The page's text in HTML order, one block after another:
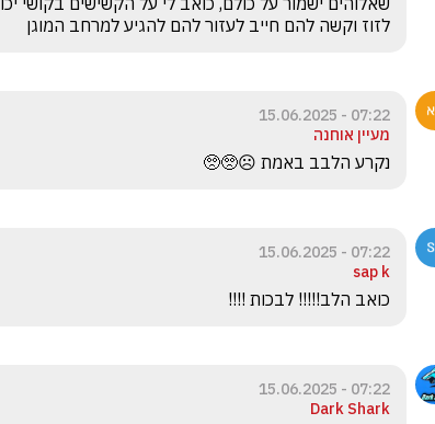
לזוז וקשה להם חייב לעזור להם להגיע למרחב המוגן
07:22 - 15.06.2025
מעיין אוחנה
נקרע הלבב באמת ☹️🥺🥺
07:22 - 15.06.2025
sap k
כואב הלב!!!!! לבכות !!!!
07:22 - 15.06.2025
Dark Shark